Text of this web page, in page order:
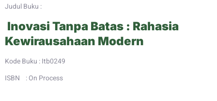
Judul Buku :
Inovasi Tanpa Batas : Rahasia
Kewirausahaan Modern
Kode Buku : Itb0249
ISBN : On Process